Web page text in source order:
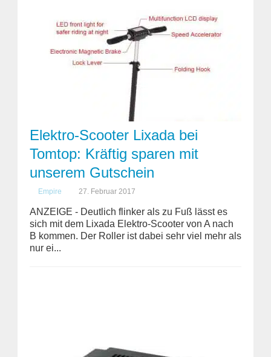
Elektro-Scooter Lixada bei
Tomtop: Kräftig sparen mit
unserem Gutschein
Empire 27. Februar 2017
ANZEIGE - Deutlich flinker als zu Fuß lässt es
sich mit dem Lixada Elektro-Scooter von A nach
B kommen. Der Roller ist dabei sehr viel mehr als
nur ei...